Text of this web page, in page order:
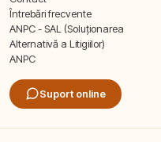
Întrebări frecvente
ANPC - SAL (Soluționarea
Alternativă a Litigiilor)
ANPC
Suport online